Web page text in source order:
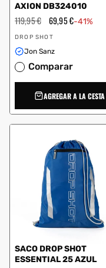
AXION DB324010
Precio
habitual
119,95 € Precio
oferta
69,95 €-41%
Proveedor:
DROP SHOT
Jon Sanz
Comparar
AGREGAR A LA CESTA
SACO DROP SHOT
ESSENTIAL 25 AZUL